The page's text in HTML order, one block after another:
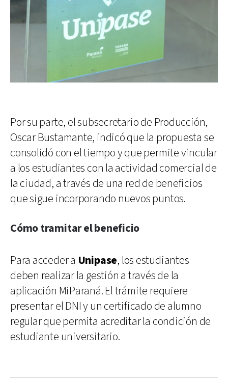
Por su parte, el subsecretario de Producción,
Oscar Bustamante, indicó que la propuesta se
consolidó con el tiempo y que permite vincular
a los estudiantes con la actividad comercial de
la ciudad, a través de una red de beneficios
que sigue incorporando nuevos puntos.
Cómo tramitar el beneficio
Para acceder a Unipase, los estudiantes
deben realizar la gestión a través de la
aplicación MiParaná. El trámite requiere
presentar el DNI y un certificado de alumno
regular que permita acreditar la condición de
estudiante universitario.